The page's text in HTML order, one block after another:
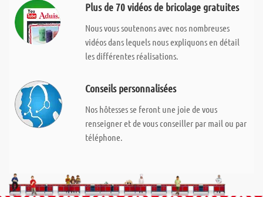
Plus de 70 vidéos de bricolage gratuites
Nous vous soutenons avec nos nombreuses
vidéos dans lequels nous expliquons en détail
les différentes réalisations.
Conseils personnalisées
Nos hôtesses se feront une joie de vous
renseigner et de vous conseiller par mail ou par
téléphone.